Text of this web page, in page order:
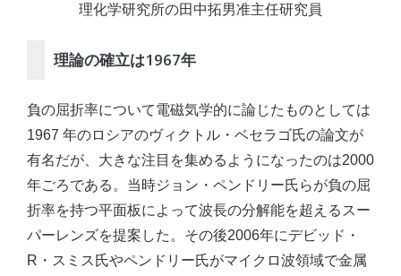
理化学研究所の田中拓男准主任研究員
理論の確立は1967年
負の屈折率について電磁気学的に論じたものとしては
1967 年のロシアのヴィクトル・ベセラゴ氏の論文が
有名だが、大きな注目を集めるようになったのは2000
年ごろである。当時ジョン・ペンドリー氏らが負の屈
折率を持つ平面板によって波長の分解能を超えるスー
パーレンズを提案した。その後2006年にデビッド・
R・スミス氏やペンドリー氏がマイクロ波領域で金属